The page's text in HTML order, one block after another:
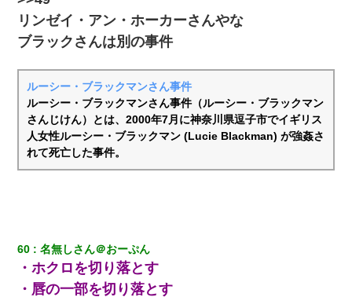
リンゼイ・アン・ホーカーさんやな
ブラックさんは別の事件
ルーシー・ブラックマンさん事件
ルーシー・ブラックマンさん事件（ルーシー・ブラックマン
さんじけん）とは、2000年7月に神奈川県逗子市でイギリス
人女性ルーシー・ブラックマン (Lucie Blackman) が強姦さ
れて死亡した事件。
60 名無しさん＠おーぷん
・ホクロを切り落とす
・唇の一部を切り落とす